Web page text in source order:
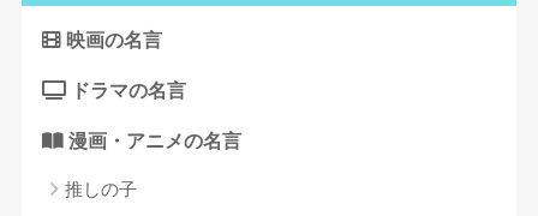
映画の名言
ドラマの名言
漫画・アニメの名言
推しの子